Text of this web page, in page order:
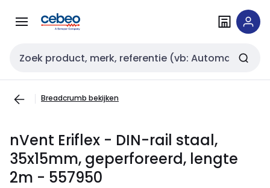
naar
naar
Zoekveld invoer
Breadcrumb bekijken
nVent Eriflex - DIN-rail staal,
35x15mm, geperforeerd, lengte
2m - 557950